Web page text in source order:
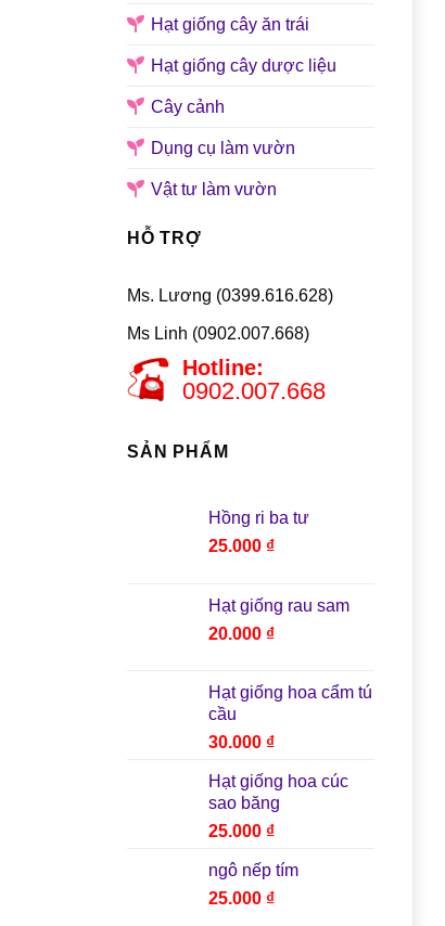
Hạt giống cây ăn trái
Hạt giống cây dược liệu
Cây cảnh
Dụng cụ làm vườn
Vật tư làm vườn
HỖ TRỢ
Ms. Lương (0399.616.628)
Ms Linh (0902.007.668)
Hotline:
0902.007.668
SẢN PHẨM
Hồng ri ba tư
25.000 ₫
Hạt giống rau sam
20.000 ₫
Hạt giống hoa cẩm tú
cầu
30.000 ₫
Hạt giống hoa cúc
sao băng
25.000 ₫
ngô nếp tím
25.000 ₫